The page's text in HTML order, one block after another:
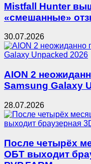
Mistfall Hunter
«смешанные»
30.07.2026
AION 2
Samsung Galaxy
28.07.2026
После четырёх
ОБТ выходит